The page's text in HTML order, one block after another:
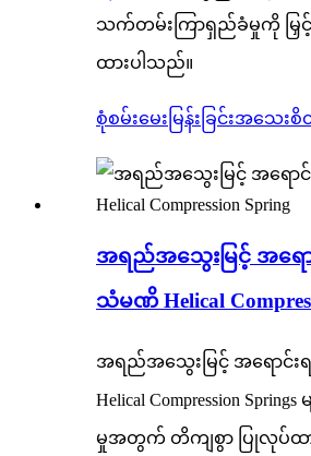
သက်တမ်းကြာရှည်ခံမှုကို မြှ
ထားပါသည်။
စုံစမ်းမေးမြန်းခြင်းအသေးစိ
အရည်အသွေးမြင့် အရေ
သံမဏိ Helical
အရည်အသွေးမြင့် အရောင်
Helical Compression
မှုအတွက် တိကျစွာ ပြုလုပ်ထာ